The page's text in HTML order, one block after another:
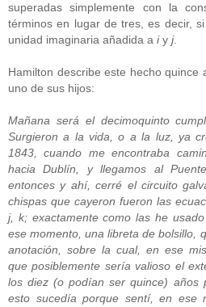
superadas simplemente con la
términos en lugar de tres, es decir,
unidad imaginaria añadida a iy j.
Hamilton describe este hecho quince
uno de sus hijos:
Mañana será el decimoquinto
Surgieron a la vida, o a la luz, ya
1843, cuando me encontraba
hacia Dublín, y llegamos al
entonces y ahí, cerré el circuito
chispas que cayeron fueron las
j, k; exactamente como las he
ese momento, una libreta de bolsillo,
anotación, sobre la cual, en ese
que posiblemente sería valioso el
los diez (o podían ser quince) años
esto sucedía porque sentí, en ese